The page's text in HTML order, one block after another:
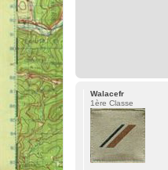
Walacefr
1ère Classe